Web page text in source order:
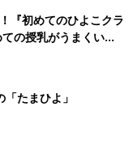
『初めてのひよこクラ
の授乳がうまくい
夏のトラブル 解決テ
たまひよ」